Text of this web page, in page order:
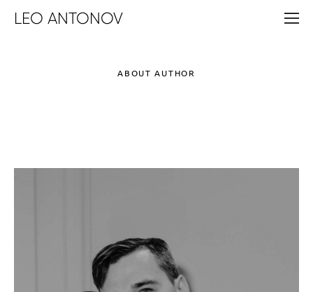
LEO ANTONOV
ABOUT AUTHOR